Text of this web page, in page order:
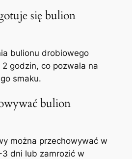
się bulion
bulionu drobiowego
godzin, co pozwala na
smaku.
bulion
można przechowywać w
dni lub zamrozić w